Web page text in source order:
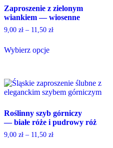
be
chosen
on
the
page
Zaproszenie z zielonym
wiankiem — wiosenne
9,00 zł – 11,50 zł
Wybierz opcje
has
multiple
variants.
options
may
be
chosen
Roślinny szyb górniczy
— białe róże i pudrowy róż
9,00 zł – 11,50 zł